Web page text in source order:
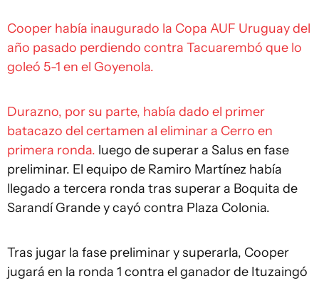
Cooper había inaugurado la Copa AUF Uruguay del
año pasado perdiendo contra Tacuarembó que lo
goleó 5-1 en el Goyenola.
Durazno, por su parte, había dado el primer
batacazo del certamen al eliminar a Cerro en
primera ronda. luego de superar a Salus en fase
preliminar. El equipo de Ramiro Martínez había
llegado a tercera ronda tras superar a Boquita de
Sarandí Grande y cayó contra Plaza Colonia.
Tras jugar la fase preliminar y superarla, Cooper
jugará en la ronda 1 contra el ganador de Ituzaingó